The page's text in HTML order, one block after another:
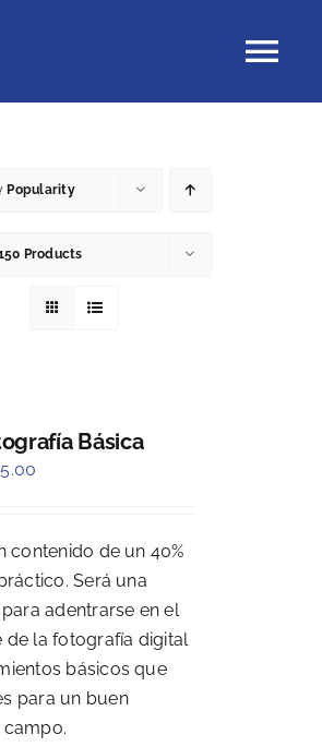
Popularity
Products
Básica
contenido de un 40%
Será una
adentrarse en el
de la fotografía digital
básicos que
para un buen